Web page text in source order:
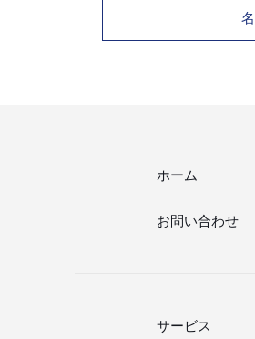
ホーム
お問い合わせ
サービス